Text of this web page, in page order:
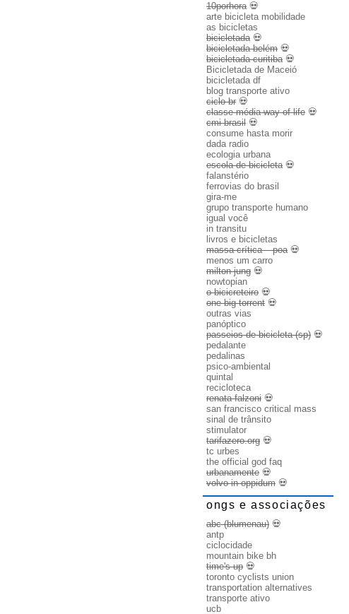
10porhora💀
arte bicicleta mobilidade
as bicicletas
bicicletada💀
bicicletada belém 💀
bicicletada curitiba💀
Bicicletada de Maceió
bicicletada df
blog transporte ativo
ciclo br 💀
classe média way of life 💀
cmi brasil 💀
consume hasta morir
dada radio
ecologia urbana
escola de bicicleta💀
falanstério
ferrovias do brasil
gira-me
grupo transporte humano
igual você
in transitu
livros e bicicletas
massa crítica – poa💀
menos um carro
milton jung 💀
nowtopian
o bicicreteiro 💀
one big torrent 💀
outras vias
panóptico
passeios de bicicleta (sp) 💀
pedalante
pedalinas
psico-ambiental
quintal
recicloteca
renata falzoni 💀
san francisco critical mass
sinal de trânsito
stimulator
tarifazero.org 💀
tc urbes
the official god faq
urbanamente 💀
volvo in oppidum 💀
ongs e associações
abc (blumenau) 💀
antp
ciclocidade
mountain bike bh
time's up 💀
toronto cyclists union
transportation alternatives
transporte ativo
ucb